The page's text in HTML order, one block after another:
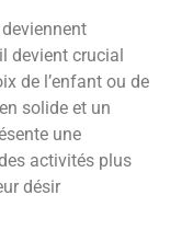
devient crucial
de l’enfant ou de
solide et un
une
activités plus
désir